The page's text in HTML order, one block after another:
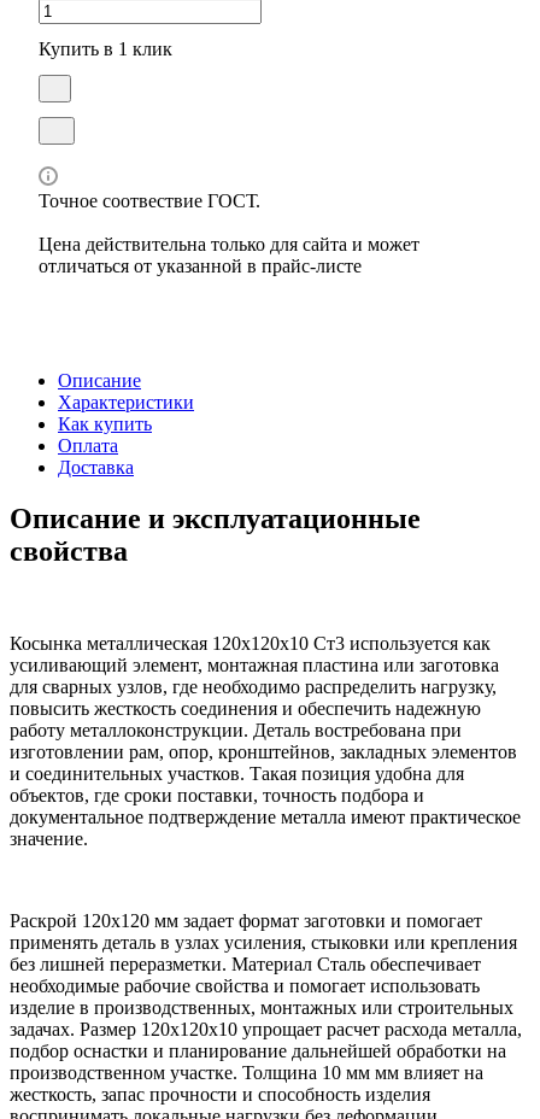
Купить в 1 клик
Точное соотвествие ГОСТ.
Цена действительна только для сайта и может
отличаться от указанной в прайс-листе
Описание
Характеристики
Как купить
Оплата
Доставка
Описание и эксплуатационные
свойства
Косынка металлическая 120х120х10 Ст3 используется как
усиливающий элемент, монтажная пластина или заготовка
для сварных узлов, где необходимо распределить нагрузку,
повысить жесткость соединения и обеспечить надежную
работу металлоконструкции. Деталь востребована при
изготовлении рам, опор, кронштейнов, закладных элементов
и соединительных участков. Такая позиция удобна для
объектов, где сроки поставки, точность подбора и
документальное подтверждение металла имеют практическое
значение.
Раскрой 120х120 мм задает формат заготовки и помогает
применять деталь в узлах усиления, стыковки или крепления
без лишней переразметки. Материал Сталь обеспечивает
необходимые рабочие свойства и помогает использовать
изделие в производственных, монтажных или строительных
задачах. Размер 120х120х10 упрощает расчет расхода металла,
подбор оснастки и планирование дальнейшей обработки на
производственном участке. Толщина 10 мм мм влияет на
жесткость, запас прочности и способность изделия